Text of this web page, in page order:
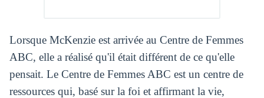
Lorsque McKenzie est arrivée au Centre de Femmes
ABC, elle a réalisé qu'il était différent de ce qu'elle
pensait. Le Centre de Femmes ABC est un centre de
ressources qui, basé sur la foi et affirmant la vie,